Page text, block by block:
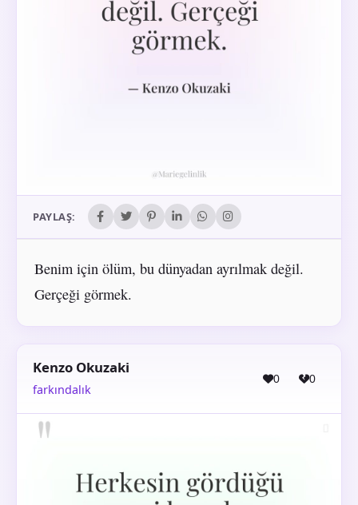
PAYLAŞ:
Benim için ölüm, bu dünyadan ayrılmak değil.
Gerçeği görmek.
Kenzo Okuzaki
farkındalık
0 0